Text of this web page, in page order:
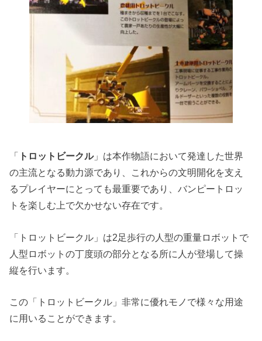
「 トロットビークル」は本作物語において発達した世界
の主流となる動力源であり、これからの文明開化を支え
るプレイヤーにとっても最重要であり、バンピートロッ
トを楽しむ上で欠かせない存在です。
「トロットビークル」は2足歩行の人型の重量ロボットで
人型ロボットの丁度頭の部分となる所に人が登場して操
縦を行います。
この「トロットビークル」非常に優れモノで様々な用途
に用いることができます。